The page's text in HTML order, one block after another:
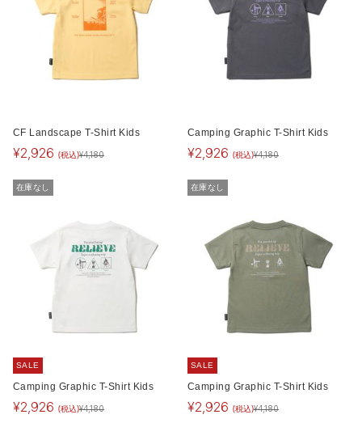
CF Landscape T-Shirt Kids
¥2,926 (税込)¥4,180
Camping Graphic T-Shirt Kids
¥2,926 (税込)¥4,180
在庫なし
SALE
Camping Graphic T-Shirt Kids
¥2,926 (税込)¥4,180
在庫なし
SALE
Camping Graphic T-Shirt Kids
¥2,926 (税込)¥4,180